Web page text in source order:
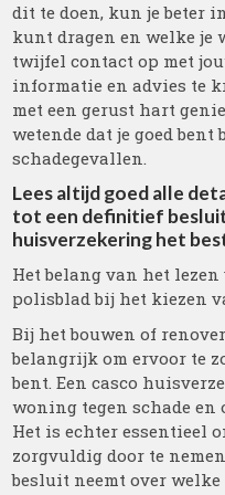
dit te doen, kun je beter
kunt dragen en welke je
twijfel contact op met
informatie en advies te
met een gerust hart
wetende dat je goed bent
schadegevallen.
Lees altijd goed alle
tot een definitief
huisverzekering het
Het belang van het
polisblad bij het kiezen
Bij het bouwen of
belangrijk om ervoor te
bent. Een casco
woning tegen schade en
Het is echter essentieel
zorgvuldig door te
besluit neemt over